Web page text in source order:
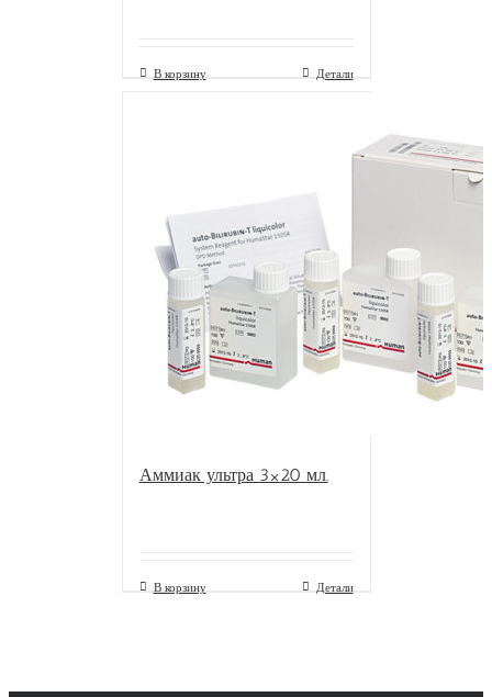
В корзину Детали
Аммиак ультра 3×20 мл.
В корзину Детали